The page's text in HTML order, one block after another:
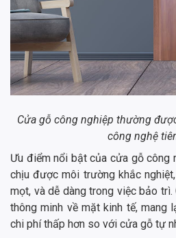
Cửa gỗ công nghiệp thường
công nghệ
Ưu điểm nổi bật của cửa gỗ công
chịu được môi trường khắc
mọt, và dễ dàng trong việc bảo
thông minh về mặt kinh tế,
chi phí thấp hơn so với cửa gỗ tự